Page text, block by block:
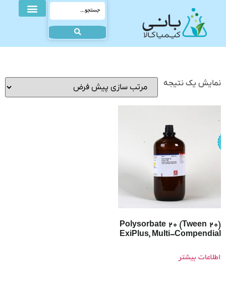
نمایش یک نتیجه
Polysorbate 20 (Tween 20)
ExiPlus, Multi-Compendial
اطلاعات بیشتر